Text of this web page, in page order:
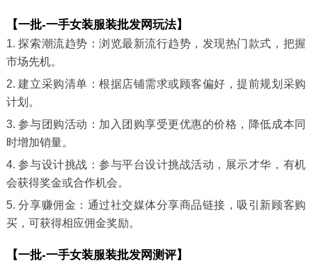
【一批-一手女装服装批发网玩法】
1. 探索潮流趋势：浏览最新流行趋势，发现热门款式，把握
市场先机。
2. 建立采购清单：根据店铺需求或顾客偏好，提前规划采购
计划。
3. 参与团购活动：加入团购享受更优惠的价格，降低成本同
时增加销量。
4. 参与设计挑战：参与平台设计挑战活动，展示才华，有机
会获得奖金或合作机会。
5. 分享赚佣金：通过社交媒体分享商品链接，吸引新顾客购
买，可获得相应佣金奖励。
【一批-一手女装服装批发网测评】